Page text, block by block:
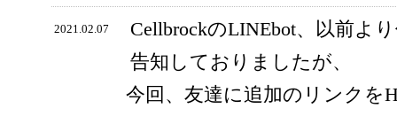
2021.02.07
CellbrockのLINEbot、以前よ
告知しておりましたが、
今回、友達に追加のリンクを